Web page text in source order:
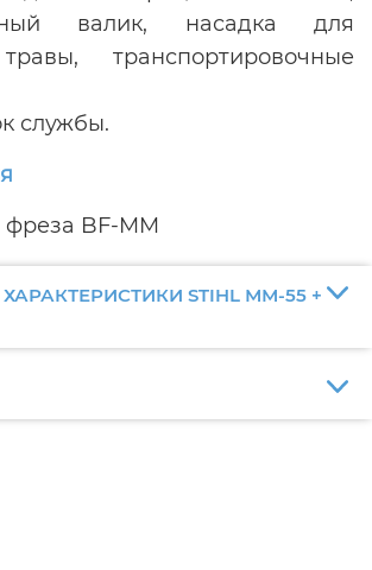
валик, насадка для
транспортировочные
службы.
BF-MM
STIHL ММ-55 +